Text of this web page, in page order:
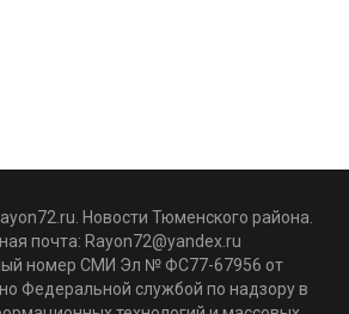
Новости Тюменского района.
почта: Rayon72@yandex.ru
номер СМИ Эл № ФС77-67956 от
Федеральной службой по надзору в